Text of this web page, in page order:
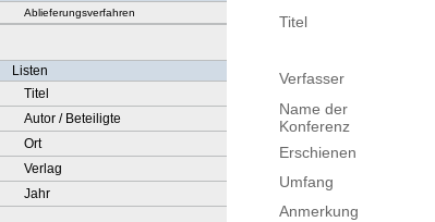
Ablieferungsverfahren
Listen
Titel
Autor / Beteiligte
Ort
Verlag
Jahr
Titel
Verfasser
Name der
Konferenz
Erschienen
Umfang
Anmerkung